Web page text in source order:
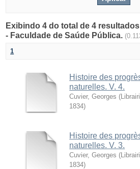
Exibindo 4 do total de 4
- Faculdade de Saúde Pública.
1
Histoire des
naturelles. V. 4.
Cuvier, Georges (
1834)
Histoire des
naturelles. V. 3.
Cuvier, Georges (
1834)